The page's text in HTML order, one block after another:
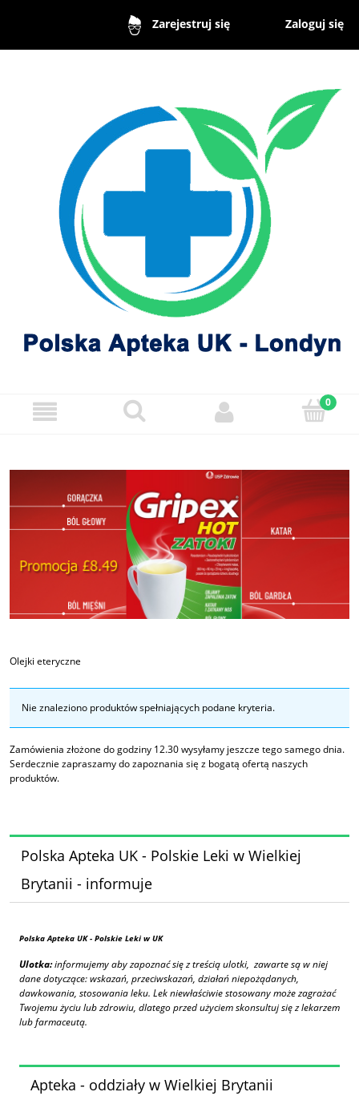
Zarejestruj się Zaloguj się
Olejki eteryczne
Nie znaleziono produktów spełniających podane kryteria.
Zamówienia złożone do godziny 12.30 wysyłamy jeszcze tego samego dnia.
Serdecznie zapraszamy do zapoznania się z bogatą ofertą naszych
produktów.
Polska Apteka UK - Polskie Leki w Wielkiej
Brytanii - informuje
Polska Apteka UK- Polskie Leki w UK
Ulotka:informujemy aby zapoznać się z treścią ulotki, zawarte są w niej
dane dotyczące: wskazań, przeciwskazań, działań niepożądanych,
dawkowania, stosowania leku. Lek niewłaściwie stosowany może zagrażać
Twojemu życiu lub zdrowiu, dlatego przed użyciem skonsultuj się z lekarzem
lub farmaceutą.
Apteka - oddziały w Wielkiej Brytanii